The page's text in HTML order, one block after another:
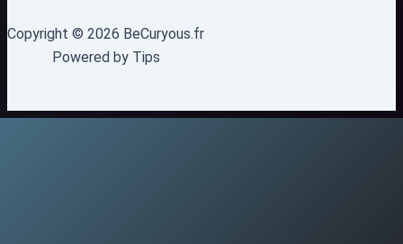
Copyright © 2026 BeCuryous.fr
Powered by Tips